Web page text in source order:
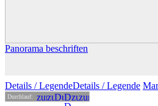
Panorama beschriften
Details / LegendeDetails /Legende
Durchlauf: